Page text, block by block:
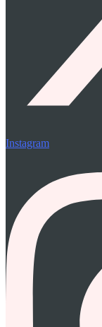
Instagram